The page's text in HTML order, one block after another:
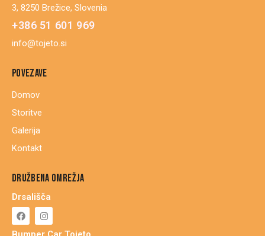
3, 8250 Brežice, Slovenia
+386 51 601 969
info@tojeto.si
POVEZAVE
Domov
Storitve
Galerija
Kontakt
DRUŽBENA OMREŽJA
Drsališča